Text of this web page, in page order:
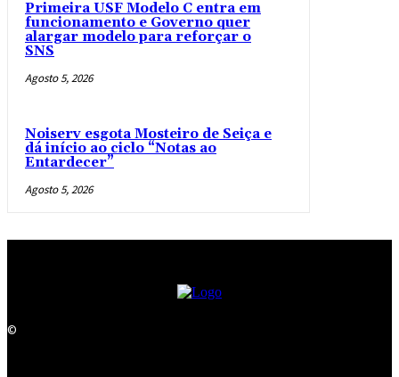
Primeira USF Modelo C entra em
funcionamento e Governo quer
alargar modelo para reforçar o
SNS
Agosto 5, 2026
Noiserv esgota Mosteiro de Seiça e
dá início ao ciclo “Notas ao
Entardecer”
Agosto 5, 2026
©